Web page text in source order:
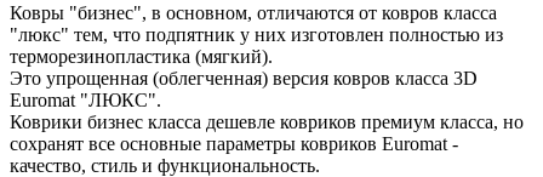
Ковры "бизнес", в основном, отличаются от ковров класса
"люкс" тем, что подпятник у них изготовлен полностью из
терморезинопластика (мягкий).
Это упрощенная (облегченная) версия ковров класса 3D
Euromat "ЛЮКС".
Коврики бизнес класса дешевле ковриков премиум класса, но
сохранят все основные параметры ковриков Euromat -
качество, стиль и функциональность.